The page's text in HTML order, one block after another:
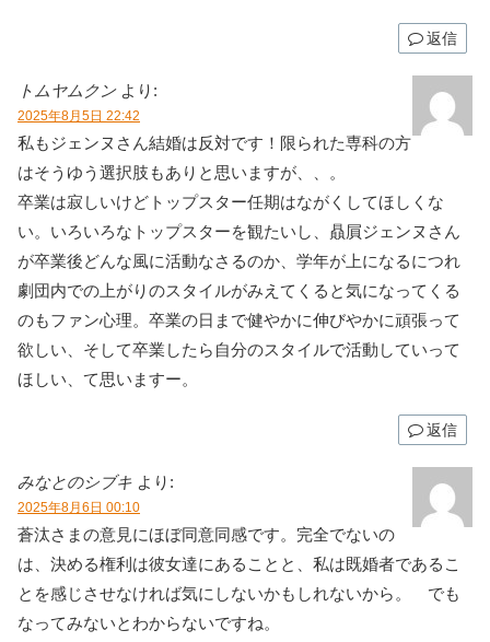
返信
トムヤムクン より:
2025年8月5日 22:42
私もジェンヌさん結婚は反対です！限られた専科の方
はそうゆう選択肢もありと思いますが、、。
卒業は寂しいけどトップスター任期はながくしてほしくな
い。いろいろなトップスターを観たいし、贔屓ジェンヌさん
が卒業後どんな風に活動なさるのか、学年が上になるにつれ
劇団内での上がりのスタイルがみえてくると気になってくる
のもファン心理。卒業の日まで健やかに伸びやかに頑張って
欲しい、そして卒業したら自分のスタイルで活動していって
ほしい、て思いますー。
返信
みなとのシブキ より:
2025年8月6日 00:10
蒼汰さまの意見にほぼ同意同感です。完全でないの
は、決める権利は彼女達にあることと、私は既婚者であるこ
とを感じさせなければ気にしないかもしれないから。 でも
なってみないとわからないですね。